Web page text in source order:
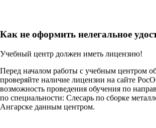
Как не оформить нелегальное
Учебный центр должен иметь лицензию!
Перед началом работы с учебным центром
проверяйте наличие лицензии на сайте
возможность проведения обучения по
по специальности: Слесарь по сборке
Ангарске данным центром.